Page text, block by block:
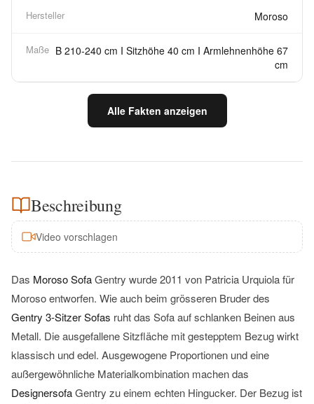
Hersteller Moroso
Maße B 210-240 cm I Sitzhöhe 40 cm I Armlehnenhöhe 67
cm
Alle Fakten anzeigen
Beschreibung
Video vorschlagen
Das Moroso SofaGentry wurde 2011 von Patricia Urquiola für
Moroso entworfen. Wie auch beim grösseren Bruder des
Gentry 3-Sitzer Sofas ruht das Sofa auf schlanken Beinen aus
Metall. Die ausgefallene Sitzfläche mit gestepptem Bezug wirkt
klassisch und edel. Ausgewogene Proportionen und eine
außergewöhnliche Materialkombination machen das
DesignersofaGentry zu einem echten Hingucker. Der Bezug ist